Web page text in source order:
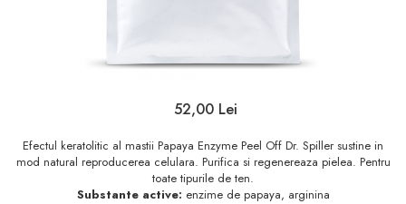
Vopsea de par
52,00 Lei
Efectul keratolitic al mastii Papaya Enzyme Peel Off Dr. Spiller sustine in
mod natural reproducerea celulara. Purifica si regenereaza pielea. Pentru
toate tipurile de ten.
Substante active: enzime de papaya, arginina